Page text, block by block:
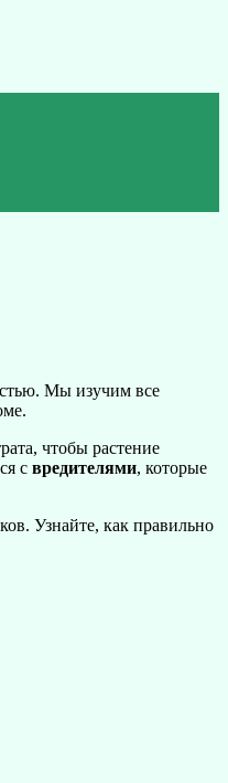
Мы изучим все
чтобы растение
с вредителями, которые
Узнайте, как правильно